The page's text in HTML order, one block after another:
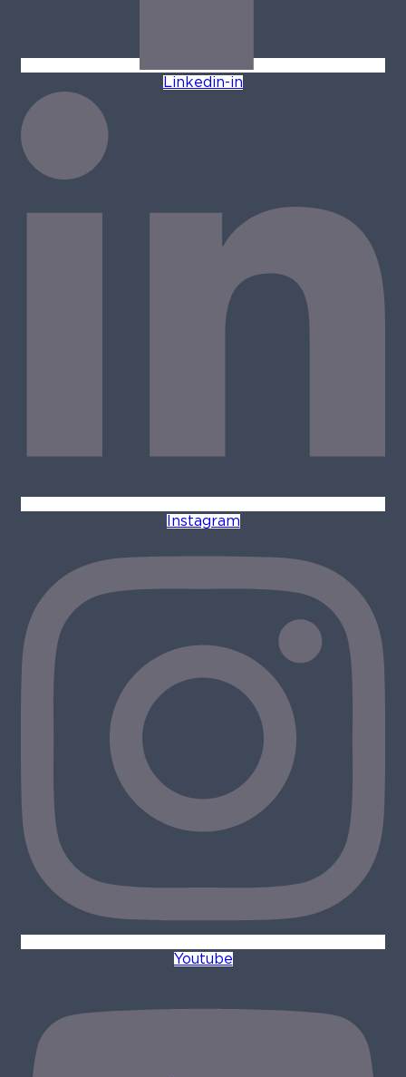
Linkedin-in
Instagram
Youtube